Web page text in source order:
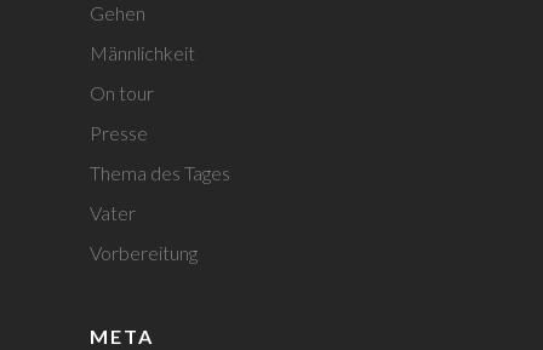
Gehen
Männlichkeit
On tour
Presse
Thema des Tages
Vater
Vorbereitung
META